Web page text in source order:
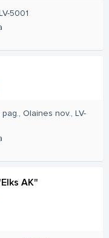
5001
Olaines nov., LV-
AK"